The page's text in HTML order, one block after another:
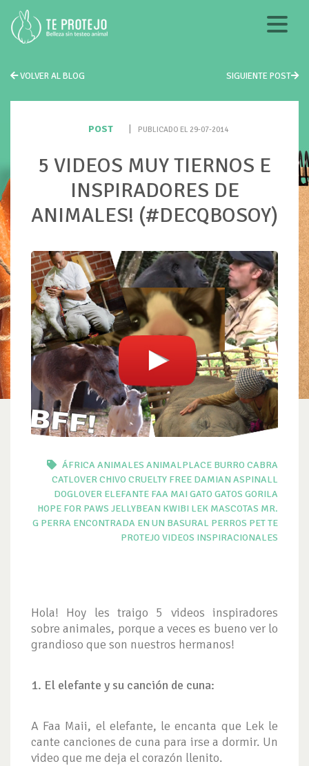
VOLVER AL BLOG SIGUIENTE POST
POST PUBLICADO EL 29-07-2014
5 VIDEOS MUY TIERNOS E
INSPIRADORES DE
ANIMALES! (#DECQBOSOY)
ÁFRICA ANIMALES ANIMALPLACE BURRO CABRA
CATLOVERCHIVO CRUELTY FREE DAMIAN ASPINALL
DOGLOVER ELEFANTE FAA MAIGATO GATOS GORILA
HOPE FOR PAWS JELLYBEAN KWIBI LEK MASCOTAS MR.
G PERRA ENCONTRADA EN UN BASURAL PERROS PETTE
PROTEJO VIDEOS INSPIRACIONALES
Hola! Hoy les traigo 5 videos inspiradores
sobre animales, porque a veces es bueno ver lo
grandioso que son nuestros hermanos!
1. El elefante y su canción de cuna:
A Faa Maii, el elefante, le encanta que Lek le
cante canciones de cuna para irse a dormir. Un
video que me deja el corazón llenito.